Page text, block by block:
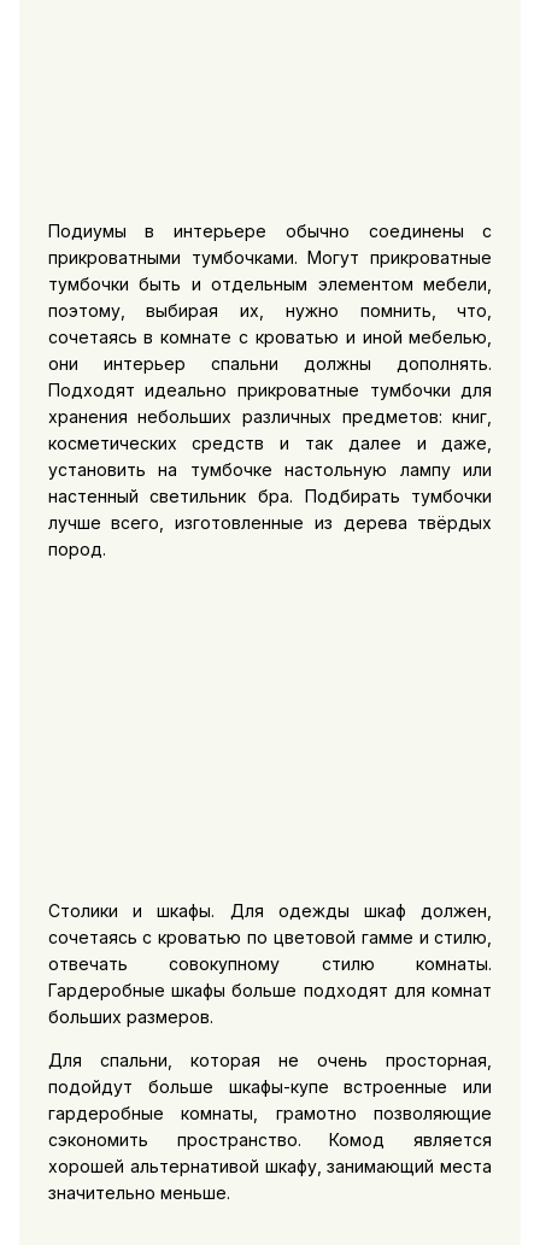
Подиумы в интерьере обычно соединены с
прикроватными тумбочками. Могут прикроватные
тумбочки быть и отдельным элементом мебели,
поэтому, выбирая их, нужно помнить, что,
сочетаясь в комнате с кроватью и иной мебелью,
они интерьер спальни должны дополнять.
Подходят идеально прикроватные тумбочки для
хранения небольших различных предметов: книг,
косметических средств и так далее и даже,
установить на тумбочке настольную лампу или
настенный светильник бра. Подбирать тумбочки
лучше всего, изготовленные из дерева твёрдых
пород.
Столики и шкафы. Для одежды шкаф должен,
сочетаясь с кроватью по цветовой гамме и стилю,
отвечать совокупному стилю комнаты.
Гардеробные шкафы больше подходят для комнат
больших размеров.
Для спальни, которая не очень просторная,
подойдут больше шкафы-купе встроенные или
гардеробные комнаты, грамотно позволяющие
сэкономить пространство. Комод является
хорошей альтернативой шкафу, занимающий места
значительно меньше.